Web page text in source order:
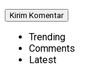
Trending
Comments
Latest